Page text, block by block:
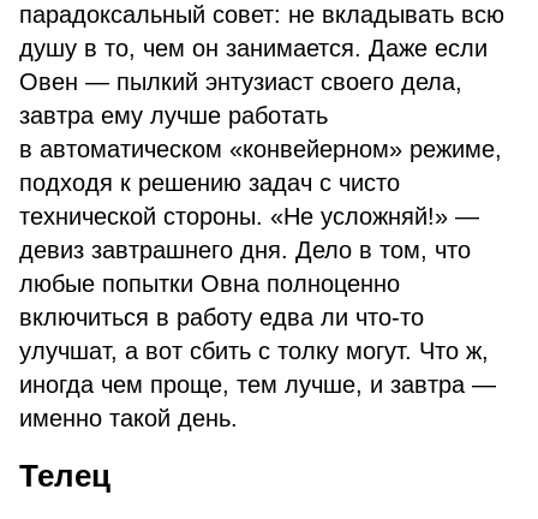
парадоксальный совет: не вкладывать всю
душу в то, чем он занимается. Даже если
Овен — пылкий энтузиаст своего дела,
завтра ему лучше работать
в автоматическом «конвейерном» режиме,
подходя к решению задач с чисто
технической стороны. «Не усложняй!» —
девиз завтрашнего дня. Дело в том, что
любые попытки Овна полноценно
включиться в работу едва ли что-то
улучшат, а вот сбить с толку могут. Что ж,
иногда чем проще, тем лучше, и завтра —
именно такой день.
Телец